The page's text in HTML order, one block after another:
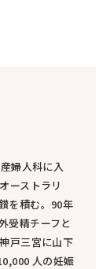
婦人科に入
ーストラリ
を積む。90年
受精チーフと
戸三宮に山下
人の妊娠